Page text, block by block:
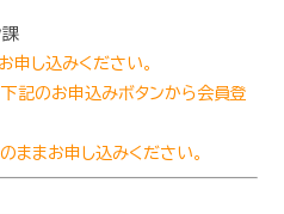
課
申し込みください。
記のお申込みボタンから会員登
ままお申し込みください。